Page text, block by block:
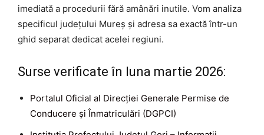
imediată a procedurii fără amânări inutile. Vom analiza
specificul județului Mureș și adresa sa exactă într-un
ghid separat dedicat acelei regiuni.
Surse verificate în luna martie 2026:
Portalul Oficial al Direcției Generale Permise de
Conducere și Înmatriculări (DGPCI)